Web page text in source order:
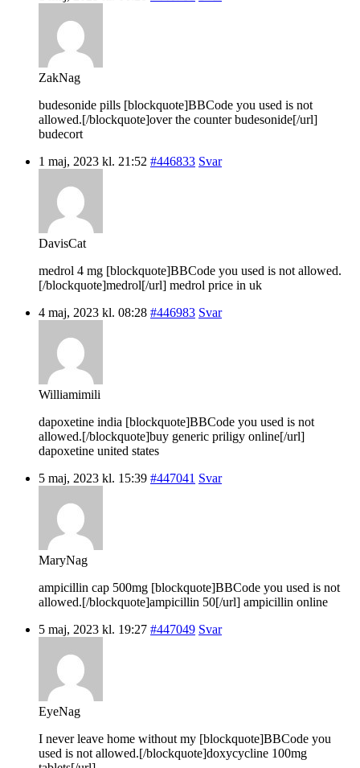
ZakNag
budesonide pills [blockquote]BBCode you used is not
allowed.[/blockquote]over the counter budesonide[/url]
budecort
1 maj, 2023 kl. 21:52 #446833 Svar
DavisCat
medrol 4 mg [blockquote]BBCode you used is not allowed.
[/blockquote]medrol[/url] medrol price in uk
4 maj, 2023 kl. 08:28 #446983 Svar
Williamimili
dapoxetine india [blockquote]BBCode you used is not
allowed.[/blockquote]buy generic priligy online[/url]
dapoxetine united states
5 maj, 2023 kl. 15:39 #447041 Svar
MaryNag
ampicillin cap 500mg [blockquote]BBCode you used is not
allowed.[/blockquote]ampicillin 50[/url] ampicillin online
5 maj, 2023 kl. 19:27 #447049 Svar
EyeNag
I never leave home without my [blockquote]BBCode you
used is not allowed.[/blockquote]doxycycline 100mg